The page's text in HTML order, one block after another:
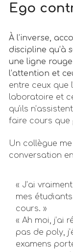
Ego
À l’inverse,
discipline qu’à
une ligne
l’attention et
entre ceux que
laboratoire et
qu’ils
faire cours que
Un collègue
conversation
« J’ai
mes
cours. »
« Ah moi, j’ai
pas de poly,
examens